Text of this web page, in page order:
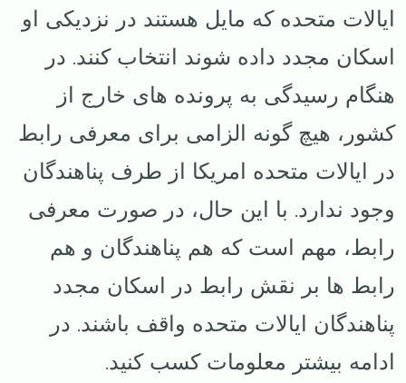
ایالات متحده که مایل هستند در نزدیکی او
اسکان مجدد داده شوند انتخاب كنند. در
هنگام رسیدگی به پرونده های خارج از
کشور، هیچ گونه الزامی برای معرفی رابط
در ایالات متحده امریکا از طرف پناهندگان
وجود ندارد. با این حال، در صورت معرفی
رابط، مهم است که هم پناهندگان و هم
رابط ها بر نقش رابط در اسکان مجدد
پناهندگان ایالات متحده واقف باشند. در
ادامه بیشتر معلومات کسب کنید.